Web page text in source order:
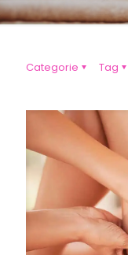
Categorie Tag